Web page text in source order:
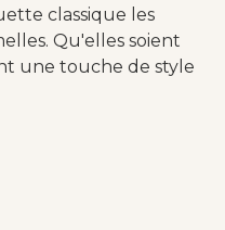
classique les
Qu'elles soient
une touche de style